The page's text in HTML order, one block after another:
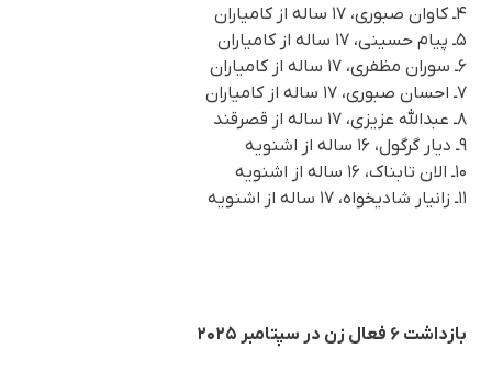
۴ـ کاوان صبوری، ۱۷ ساله از کامیاران
۵ـ پیام حسینی، ۱۷ ساله از کامیاران
۶ـ سوران مظفری، ۱۷ ساله از کامیاران
۷ـ احسان صبوری، ۱۷ ساله از کامیاران
۸ـ عبدالله‌ عزیزی، ١٧ ساله از قصرقند
۹ـ دیار گرگول، ۱۶ ساله از اشنویه
۱۰ـ الان تابناک، ۱۶ ساله از اشنویه
۱۱ـ زانیار شادیخواه، ۱۷ ساله از اشنویه
بازداشت ۶ فعال زن در سپتامبر ۲۰۲۵